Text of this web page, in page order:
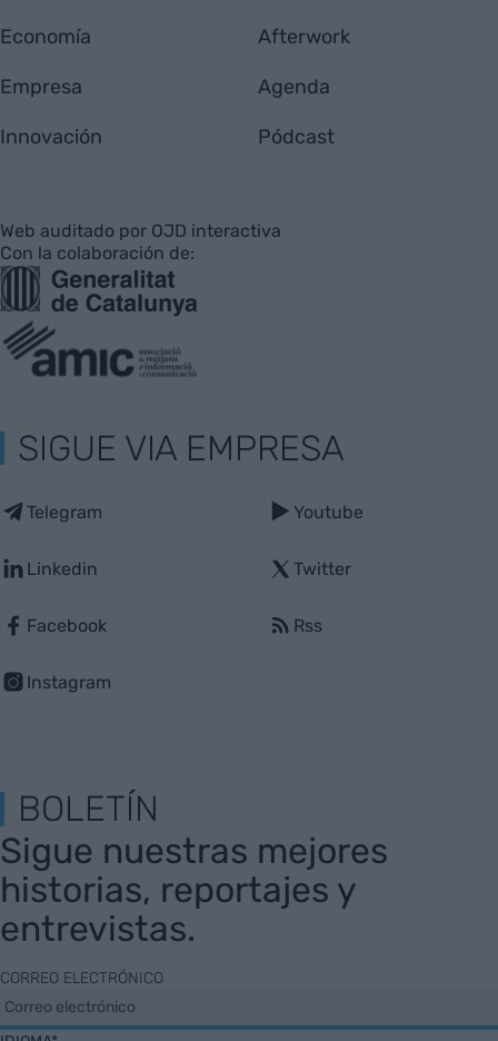
Economía
Empresa
Innovación
Afterwork
Agenda
Pódcast
Web auditado por OJD interactiva
Con la colaboración de:
SIGUE VIA EMPRESA
Telegram
Linkedin
Facebook
Instagram
Youtube
Twitter
Rss
BOLETÍN
Sigue nuestras mejores
historias, reportajes y
entrevistas.
CORREO ELECTRÓNICO